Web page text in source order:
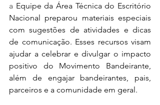
a Equipe da Área Técnica do Escritório
Nacional preparou materiais especiais
com sugestões de atividades e dicas
de comunicação. Esses recursos visam
ajudar a celebrar e divulgar o impacto
positivo do Movimento Bandeirante,
além de engajar bandeirantes, pais,
parceiros e a comunidade em geral.